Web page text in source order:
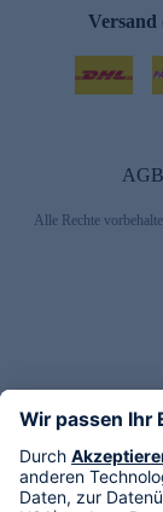
Versand
AGB
Alle Rechte